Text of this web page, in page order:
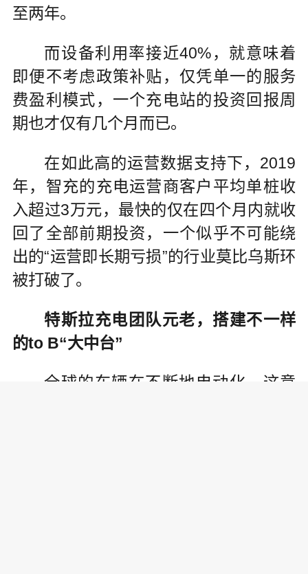
至两年。
而设备利用率接近40%，就意味着
即便不考虑政策补贴，仅凭单一的服务
费盈利模式，一个充电站的投资回报周
期也才仅有几个月而已。
在如此高的运营数据支持下，2019
年，智充的充电运营商客户平均单桩收
入超过3万元，最快的仅在四个月内就收
回了全部前期投资，一个似乎不可能绕
出的“运营即长期亏损”的行业莫比乌斯环
被打破了。
特斯拉充电团队元老，搭建不一样
的to B“大中台”
全球的车辆在不断地电动化，这意